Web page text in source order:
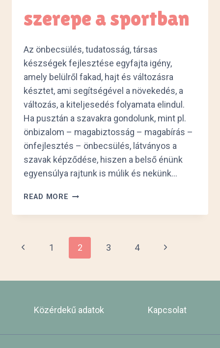
szerepe a sportban
Az önbecsülés, tudatosság, társas
készségek fejlesztése egyfajta igény,
amely belülről fakad, hajt és változásra
késztet, ami segítségével a növekedés, a
változás, a kiteljesedés folyamata elindul.
Ha pusztán a szavakra gondolunk, mint pl.
önbizalom – magabiztosság – magabírás –
önfejlesztés – önbecsülés, látványos a
szavak képződése, hiszen a belső énünk
egyensúlya rajtunk is múlik és nekünk…
READ MORE REZILIENCIA
ÉRZELMI
SZEREPE
Page
navigation
Previous
1 2 3 4
Next
Közérdekű adatok Kapcsolat